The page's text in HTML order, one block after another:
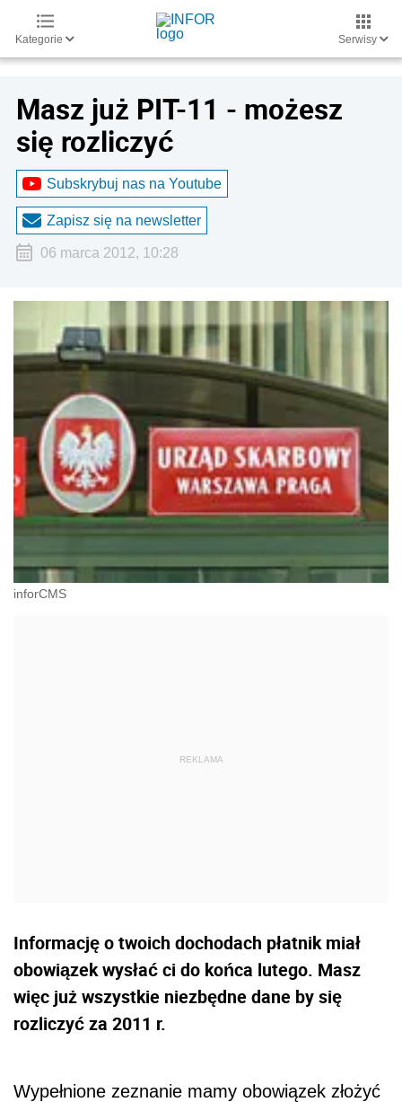
Kategorie Serwisy
Masz już PIT-11 - możesz
się rozliczyć
Subskrybuj nas na Youtube
Zapisz się na newsletter
06 marca 2012, 10:28
inforCMS
Informację o twoich dochodach płatnik miał
obowiązek wysłać ci do końca lutego. Masz
więc już wszystkie niezbędne dane by się
rozliczyć za 2011 r.
Wypełnione zeznanie mamy obowiązek złożyć